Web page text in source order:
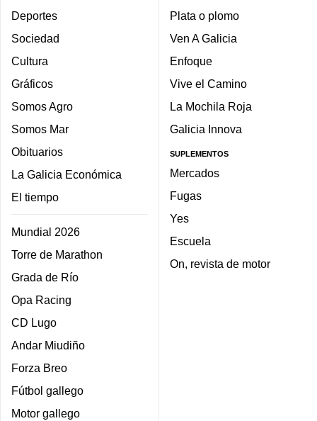
Deportes
Sociedad
Cultura
Gráficos
Somos Agro
Somos Mar
Obituarios
La Galicia Económica
El tiempo
Mundial 2026
Torre de Marathon
Grada de Río
Opa Racing
CD Lugo
Andar Miudiño
Forza Breo
Fútbol gallego
Motor gallego
Plata o plomo
Ven A Galicia
Enfoque
Vive el Camino
La Mochila Roja
Galicia Innova
SUPLEMENTOS
Mercados
Fugas
Yes
Escuela
On, revista de motor